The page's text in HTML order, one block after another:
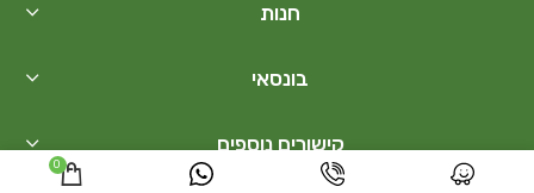
חנות
בונסאי
קישורים נוספים
0